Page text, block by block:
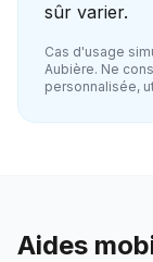
sûr varier.
Cas d'usage
Aubière. Ne
personnalisée,
Aides